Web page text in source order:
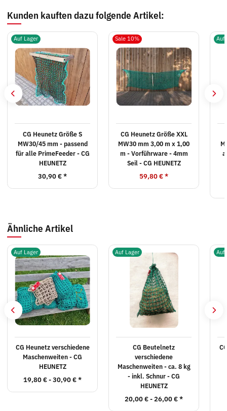
Kunden kauften dazu folgende Artikel:
Auf Lager
CG Heunetz Größe S
MW30/45 mm - passend
für alle PrimeFeeder - CG
HEUNETZ
30,90 €*
Sale 10%
CG Heunetz Größe XXL
MW30 mm 3,00 m x 1,00
m - Vorführware - 4mm
Seil - CG HEUNETZ
59,80 €*
Auf
Ähnliche Artikel
Auf Lager
CG Heunetz verschiedene
Maschenweiten - CG
HEUNETZ
19,80 € -30,90 €*
Auf Lager
CG Beutelnetz
verschiedene
Maschenweiten - ca. 8 kg
- inkl. Schnur - CG
HEUNETZ
20,00 € -26,00 €*
Auf